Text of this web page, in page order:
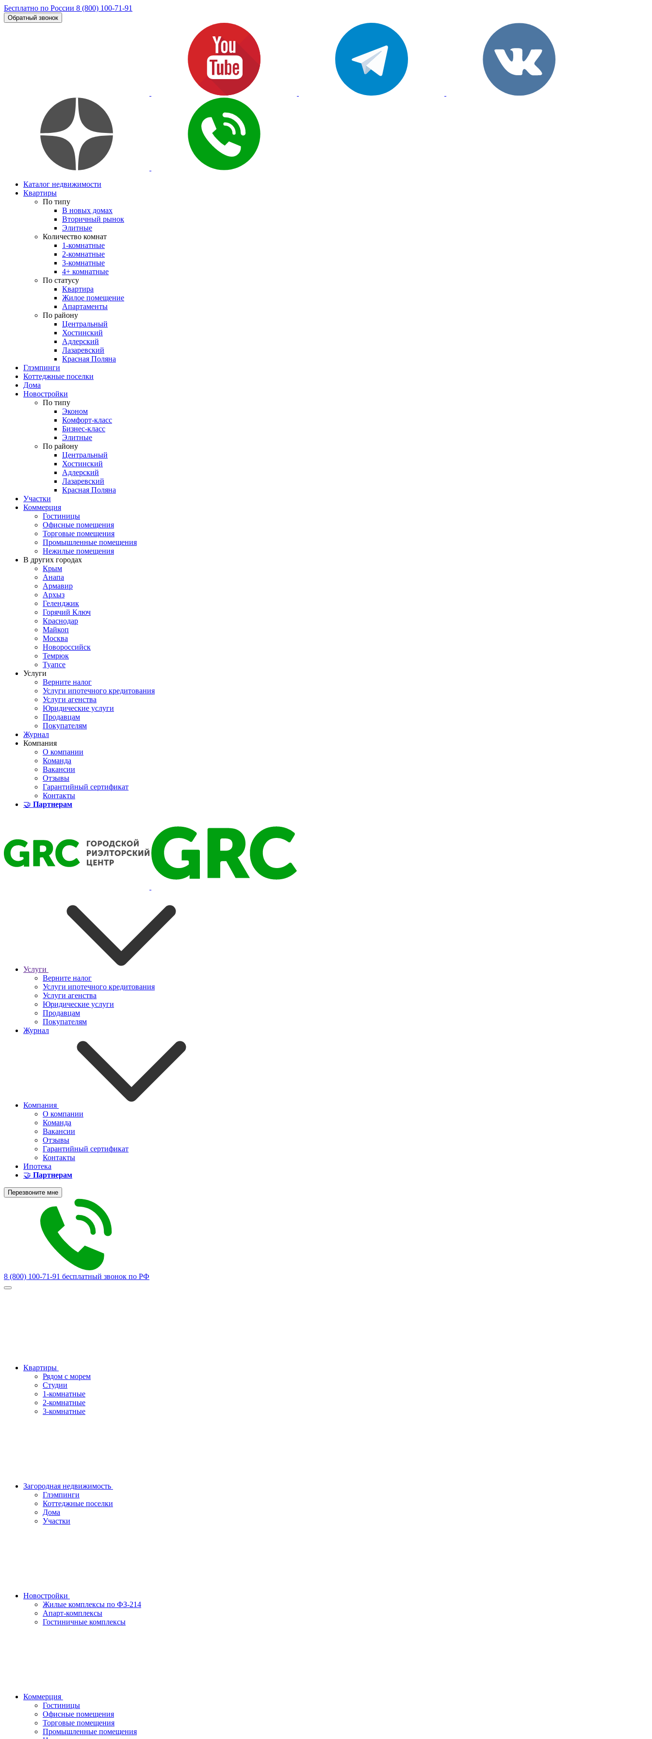
Бесплатно по России 8 (800) 100-71-91
Обратный звонок
Каталог недвижимости
Квартиры
По типу
В новых домах
Вторичный рынок
Элитные
Количество комнат
1-комнатные
2-комнатные
3-комнатные
4+ комнатные
По статусу
Квартира
Жилое помещение
Апартаменты
По району
Центральный
Хостинский
Адлерский
Лазаревский
Красная Поляна
Глэмпинги
Коттеджные поселки
Дома
Новостройки
По типу
Эконом
Комфорт-класс
Бизнес-класс
Элитные
По району
Центральный
Хостинский
Адлерский
Лазаревский
Красная Поляна
Участки
Коммерция
Гостиницы
Офисные помещения
Торговые помещения
Промышленные помещения
Нежилые помещения
В других городах
Крым
Анапа
Армавир
Архыз
Геленджик
Горячий Ключ
Краснодар
Майкоп
Москва
Новороссийск
Темрюк
Туапсе
Услуги
Верните налог
Услуги ипотечного кредитования
Услуги агенства
Юридические услуги
Продавцам
Покупателям
Журнал
Компания
О компании
Команда
Вакансии
Отзывы
Гарантийный сертификат
Контакты
🤝 Партнерам
Услуги
Верните налог
Услуги ипотечного кредитования
Услуги агенства
Юридические услуги
Продавцам
Покупателям
Журнал
Компания
О компании
Команда
Вакансии
Отзывы
Гарантийный сертификат
Контакты
Ипотека
🤝 Партнерам
Перезвоните мне
8 (800) 100-71-91 бесплатный звонок по РФ
Квартиры
Рядом с морем
Студии
1-комнатные
2-комнатные
3-комнатные
Загородная недвижимость
Глэмпинги
Коттеджные поселки
Дома
Участки
Новостройки
Жилые комплексы по ФЗ-214
Апарт-комплексы
Гостиничные комплексы
Коммерция
Гостиницы
Офисные помещения
Торговые помещения
Промышленные помещения